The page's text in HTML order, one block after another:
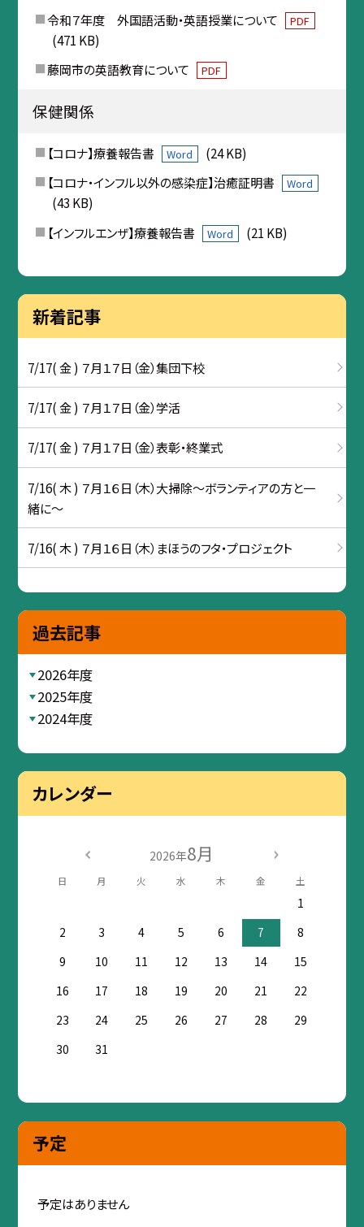
令和７年度 外国語活動・英語授業について PDF
(471 KB)
藤岡市の英語教育について
PDF
保健関係
【コロナ】療養報告書 Word
(24 KB)
【コロナ・インフル以外の感染症】治癒証明書
Word
(43 KB)
【インフルエンザ】療養報告書
Word (21 KB)
新着記事
7/17( 金 ) ７月１７日（金）集団下校
7/17( 金 ) ７月１７日（金）学活
7/17( 金 ) ７月１７日（金）表彰・終業式
7/16( 木 ) ７月１６日（木）大掃除～ボランティアの方と一
緒に～
7/16( 木 ) ７月１６日（木）まほうのフタ・プロジェクト
過去記事
2026年度
2025年度
2024年度
カレンダー
2026年8月
日 月 火 水 木 金 土
1
2
3 4 5 6 7
8
9
10 11 12 13 14
15
16
17 18 19 20 21
22
23
24 25 26 27 28
29
30
31
予定
予定はありません